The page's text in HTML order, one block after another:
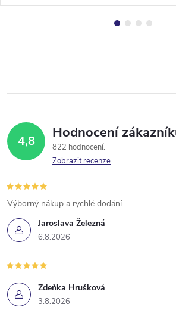
4,8 Hodnocení
822 hodnocení
Zobrazit recenze
Jaroslava Železná
6.8.2026
Výborný nákup a rychlé dodání
Zdeňka Hrušková
3.8.2026